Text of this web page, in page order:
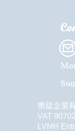
樂延企業
VAT
LVMH